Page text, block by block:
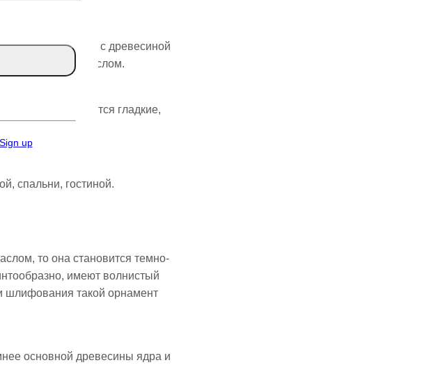
сравнимой с древесиной
льняным маслом.
остаются гладкие,
резьбу.
спальни, гостиной.
то она становится темно-
имеют волнистый
шлифования такой орнамент
основной древесины ядра и
Sign up